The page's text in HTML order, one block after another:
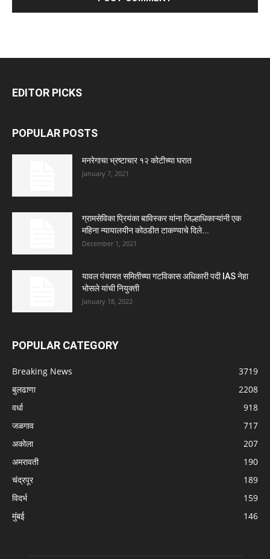
EDITOR PICKS
POPULAR POSTS
मनरेगाचा भ्रष्टाचार १२ कोटीच्या घरात
January 7, 2021
ग्रामसेविका प्रियंका बाविस्कर यांना जिल्हाधिकाऱ्यांनी एक
महिना न्यायालयीन कोठडीत टाकण्याचे दिले...
December 1, 2021
यावल पंचायत समितीच्या गटविकास अधिकारी पदी IAS नेहा
भोसले यांची नियुक्ती
January 18, 2022
POPULAR CATEGORY
Breaking News
3719
बुलढाणा
2208
वर्धा
918
जळगाव
717
अकोला
207
अमरावती
190
चंद्रपूर
189
विदर्भ
159
मुंबई
146